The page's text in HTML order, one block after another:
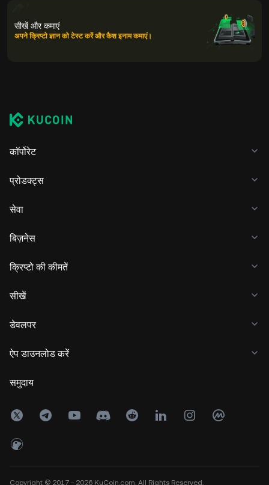
सीखें और कमाएं
अपने क्रिप्टो ज्ञान को टेस्ट करें और कैश इनाम कमाएं।
कॉर्पोरेट
प्रोडक्ट्स
सेवा
बिज़नेस
क्रिप्टो की कीमतें
सीखें
डेवलपर
ऐप डाउनलोड करें
समुदाय
Copyright © 2017 - 2026 KuCoin.com. All Rights Reserved.